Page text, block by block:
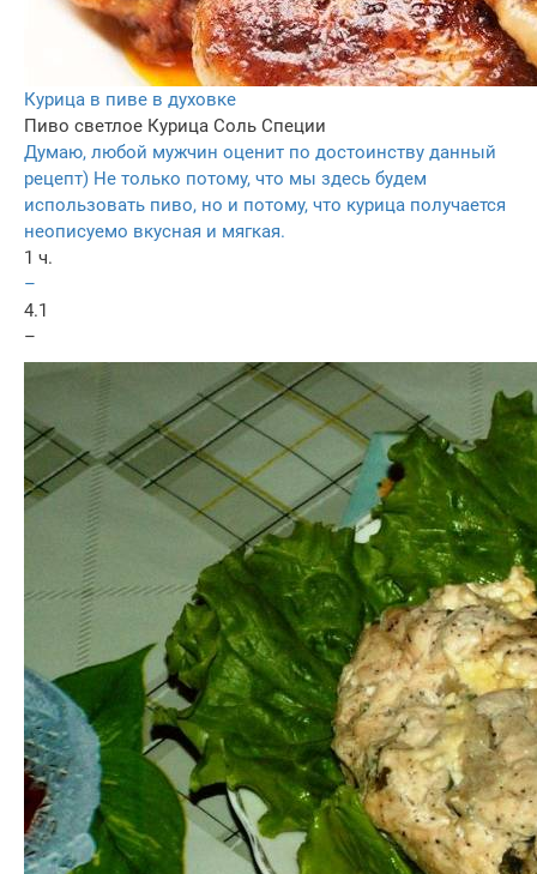
Курица в пиве в духовке
Пиво светлое Курица Соль Специи
Думаю, любой мужчин оценит по достоинству данный
рецепт) Не только потому, что мы здесь будем
использовать пиво, но и потому, что курица получается
неописуемо вкусная и мягкая.
1 ч.
–
4.1
–